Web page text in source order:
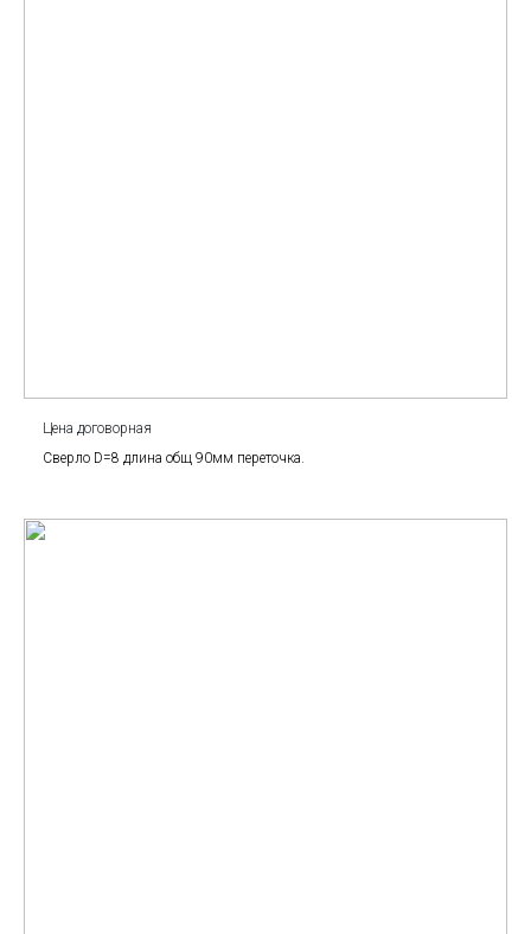
Цена договорная
Сверло D=8 длина общ 90мм переточка.